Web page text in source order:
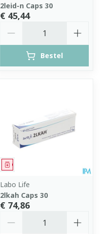
2leid-n Caps 30
€ 45,44
Bestel
Geneesmiddel
Labo Life
2lkah Caps 30
€ 74,86